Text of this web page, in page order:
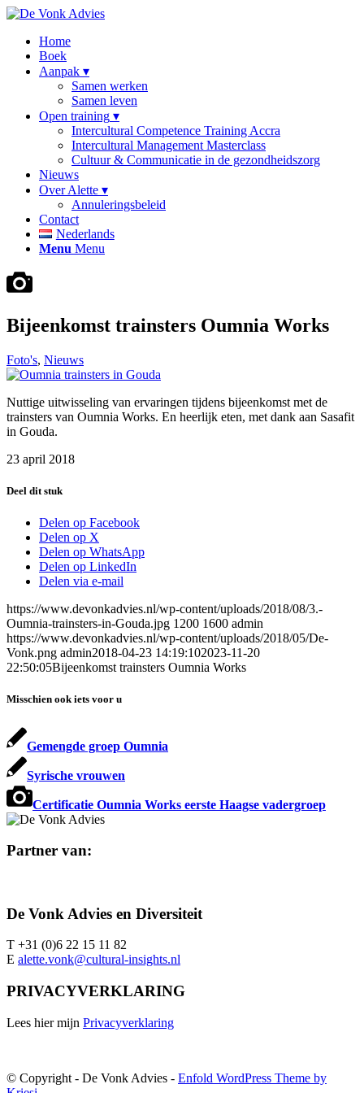
Home
Boek
Aanpak
Samen werken
Samen leven
Open training
Intercultural Competence Training Accra
Intercultural Management Masterclass
Cultuur & Communicatie in de gezondheidszorg
Nieuws
Over Alette
Annuleringsbeleid
Contact
Nederlands
Menu Menu
Bijeenkomst trainsters Oumnia Works
Foto's, Nieuws
Nuttige uitwisseling van ervaringen tijdens bijeenkomst met de
trainsters van Oumnia Works. En heerlijk eten, met dank aan Sasafit
in Gouda.
23 april 2018
Deel dit stuk
Delen op Facebook
Delen op X
Delen op WhatsApp
Delen op LinkedIn
Delen via e-mail
https://www.devonkadvies.nl/wp-content/uploads/2018/08/3.-
Oumnia-trainsters-in-Gouda.jpg 1200 1600 admin
https://www.devonkadvies.nl/wp-content/uploads/2018/05/De-
Vonk.png admin2018-04-23 14:19:102023-11-20
22:50:05Bijeenkomst trainsters Oumnia Works
Misschien ook iets voor u
Gemengde groep Oumnia
Syrische vrouwen
Certificatie Oumnia Works eerste Haagse vadergroep
Partner van:
De Vonk Advies en Diversiteit
T +31 (0)6 22 15 11 82
E alette.vonk@cultural-insights.nl
PRIVACYVERKLARING
Lees hier mijn Privacyverklaring
© Copyright - De Vonk Advies - Enfold WordPress Theme by